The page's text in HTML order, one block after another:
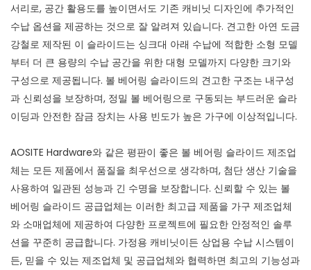
서리로, 공간 활용도를 높이면서도 기존 캐비닛 디자인에 추가적인
수납 옵션을 제공하는 것으로 잘 알려져 있습니다. 견고한 아연 도금
강철로 제작된 이 슬라이드는 싱크대 아래 수납에 적합한 소형 모델
부터 더 큰 용량의 수납 공간을 위한 대형 모델까지 다양한 크기와
구성으로 제공됩니다. 볼 베어링 슬라이드의 견고한 구조는 내구성
과 신뢰성을 보장하며, 정밀 볼 베어링으로 ​​구동되는 부드러운 슬라
이딩과 안전한 잠금 장치는 사용 빈도가 높은 가구에 이상적입니다.
AOSITE Hardware와 같은 평판이 좋은 볼 베어링 슬라이드 제조업
체는 모든 제품에서 품질을 최우선으로 생각하며, 첨단 생산 기술을
사용하여 일관된 성능과 긴 수명을 보장합니다. 신뢰할 수 있는 볼
베어링 슬라이드 공급업체는 이러한 최고급 제품을 가구 제조업체
와 소매업체에 제공하여 다양한 프로젝트에 필요한 안정적인 솔루
션을 꾸준히 공급합니다. 가정용 캐비닛이든 상업용 수납 시스템이
든, 믿을 수 있는 제조업체 및 공급업체와 협력하면 최고의 기능성과